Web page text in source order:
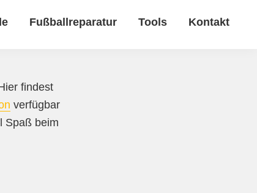
Fußballreparatur Tools Kontakt
findest
verfügbar
Spaß beim